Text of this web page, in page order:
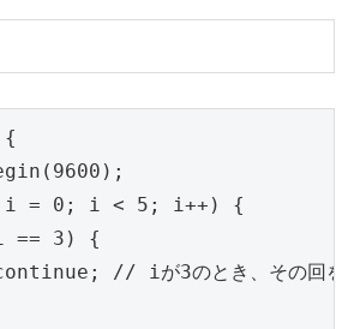
{
= 0; i < 5; i++) {
== 3) {
// iが3のとき、その回を